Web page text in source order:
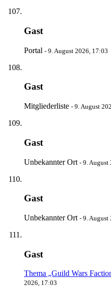
Gast
Portal - 9. August 2026, 17:03
Gast
Mitgliederliste - 9. August
Gast
Unbekannter Ort - 9. August
Gast
Unbekannter Ort - 9. August
Gast
Thema „Guild Wars
2026, 17:03